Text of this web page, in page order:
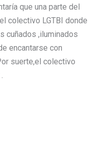
que una parte del
colectivo LGTBI donde
cuñados ,iluminados
encantarse con
suerte,el colectivo